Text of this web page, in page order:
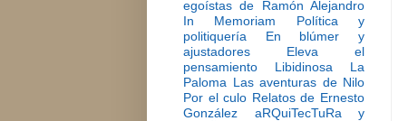
egoístas de Ramón Alejandro
In Memoriam
Política y
politiquería
En blúmer y
ajustadores
Eleva el
pensamiento
Libidinosa
La
Paloma Las aventuras de Nilo
Por el culo Relatos de Ernesto
González
aRQuiTecTuRa y